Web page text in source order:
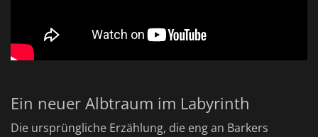
Ein neuer Albtraum im Labyrinth
Die ursprüngliche Erzählung, die eng an Barkers